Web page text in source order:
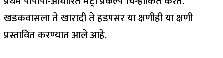
खडकवासला ते खारादी ते हडपसर या क्षणीही या क्षणी
प्रस्तावित करण्यात आले आहे.